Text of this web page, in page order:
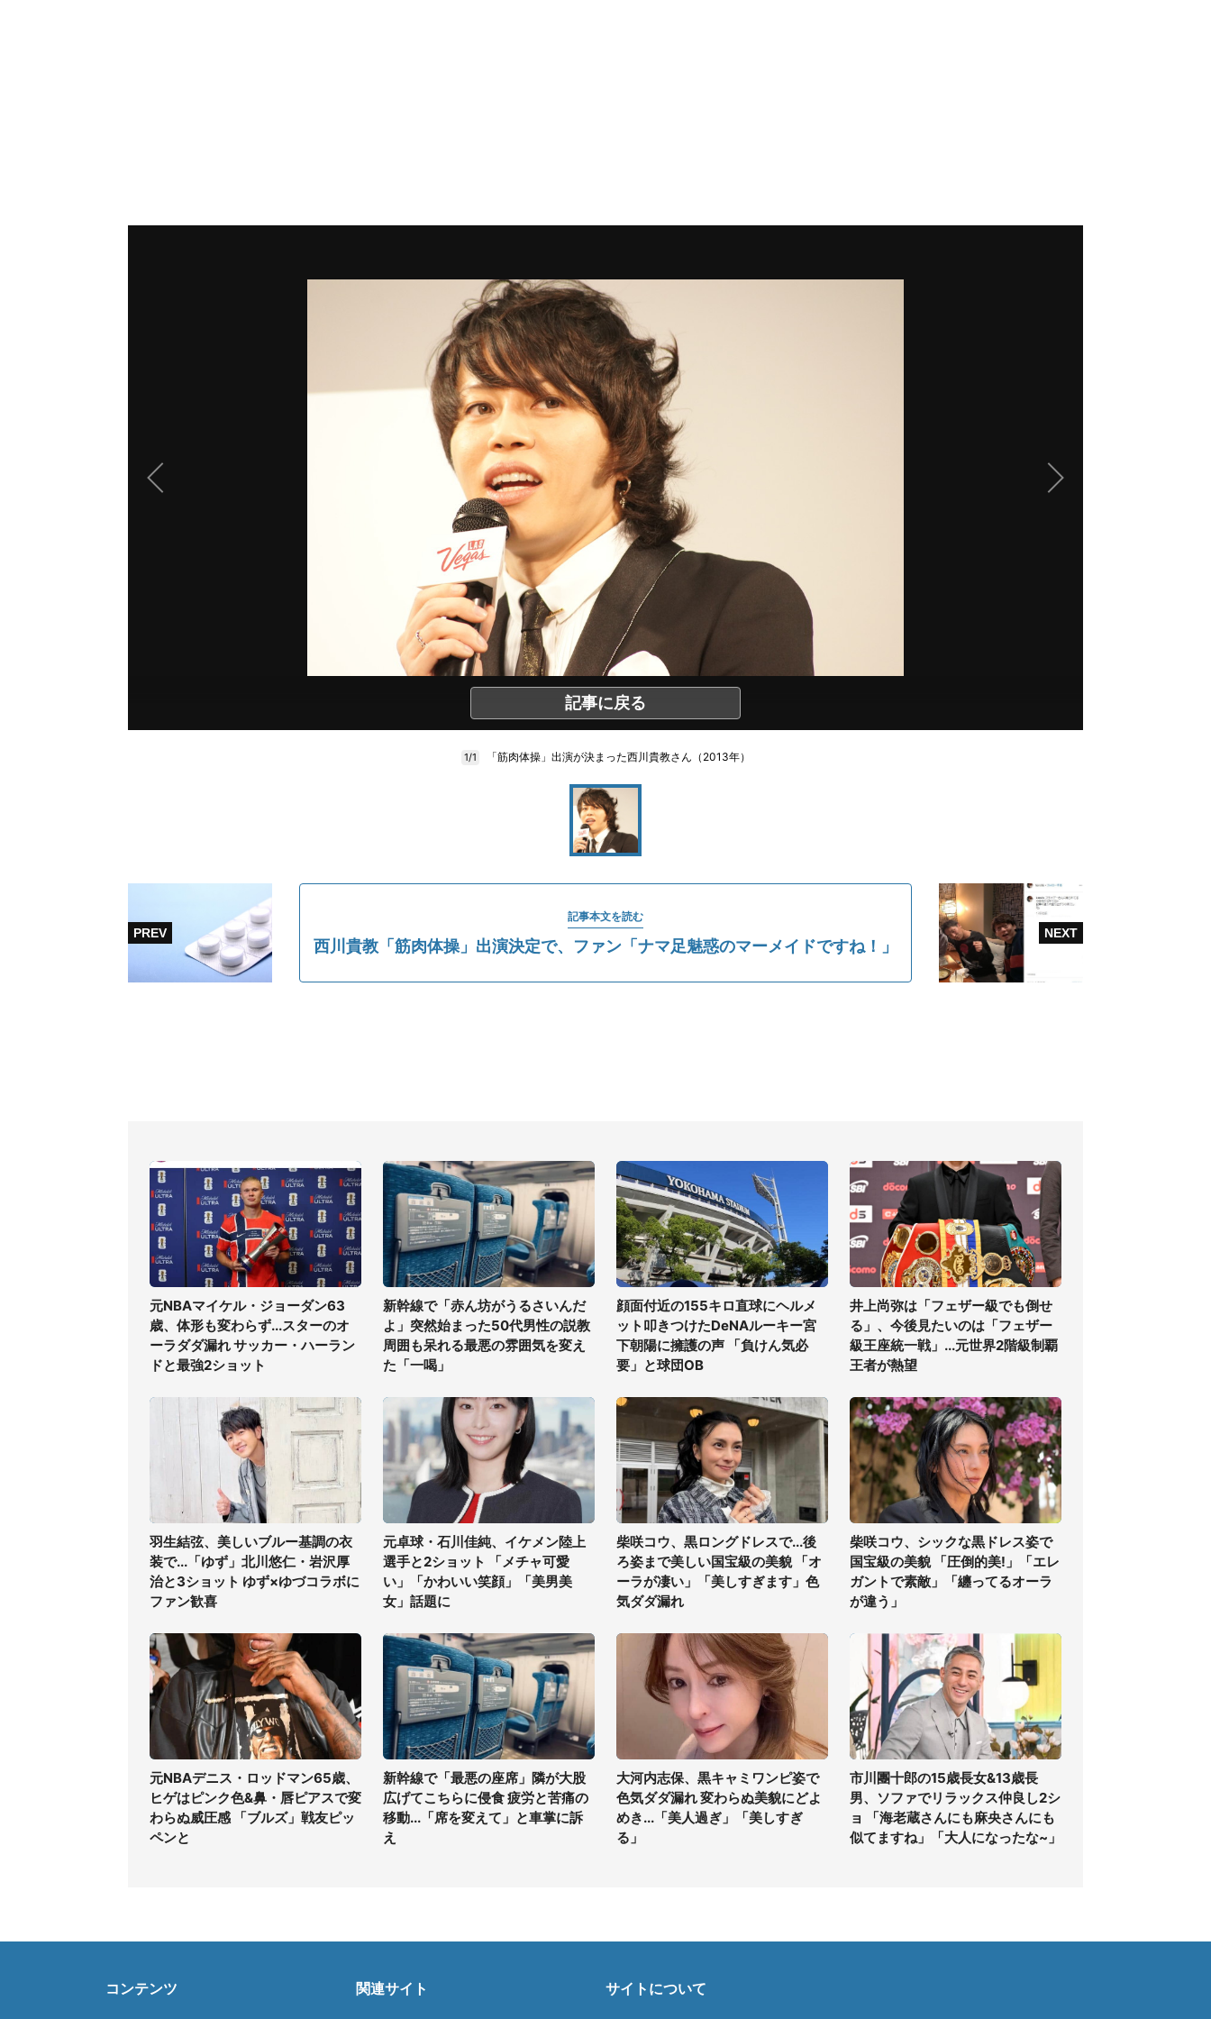
記事に戻る
1/1 「筋肉体操」出演が決まった西川貴教さん（2013年）
記事本文を読む
西川貴教「筋肉体操」出演決定で、ファン「ナマ足魅惑のマーメイドですね！」
元NBAマイケル・ジョーダン63
歳、体形も変わらず...スターのオ
ーラダダ漏れ サッカー・ハーラン
ドと最強2ショット
新幹線で「赤ん坊がうるさいんだ
よ」突然始まった50代男性の説教
周囲も呆れる最悪の雰囲気を変え
た「一喝」
顔面付近の155キロ直球にヘルメ
ット叩きつけたDeNAルーキー宮
下朝陽に擁護の声 「負けん気必
要」と球団OB
井上尚弥は「フェザー級でも倒せ
る」、今後見たいのは「フェザー
級王座統一戦」...元世界2階級制覇
王者が熱望
羽生結弦、美しいブルー基調の衣
装で...「ゆず」北川悠仁・岩沢厚
治と3ショット ゆず×ゆづコラボに
ファン歓喜
元卓球・石川佳純、イケメン陸上
選手と2ショット 「メチャ可愛
い」「かわいい笑顔」「美男美
女」話題に
柴咲コウ、黒ロングドレスで...後
ろ姿まで美しい国宝級の美貌 「オ
ーラが凄い」「美しすぎます」色
気ダダ漏れ
柴咲コウ、シックな黒ドレス姿で
国宝級の美貌 「圧倒的美!」「エレ
ガントで素敵」「纏ってるオーラ
が違う」
元NBAデニス・ロッドマン65歳、
ヒゲはピンク色&鼻・唇ピアスで変
わらぬ威圧感 「ブルズ」戦友ピッ
ペンと
新幹線で「最悪の座席」隣が大股
広げてこちらに侵食 疲労と苦痛の
移動...「席を変えて」と車掌に訴
え
大河内志保、黒キャミワンピ姿で
色気ダダ漏れ 変わらぬ美貌にどよ
めき...「美人過ぎ」「美しすぎ
る」
市川團十郎の15歳長女&13歳長
男、ソファでリラックス仲良し2シ
ョ 「海老蔵さんにも麻央さんにも
似てますね」「大人になったな~」
コンテンツ 関連サイト サイトについて